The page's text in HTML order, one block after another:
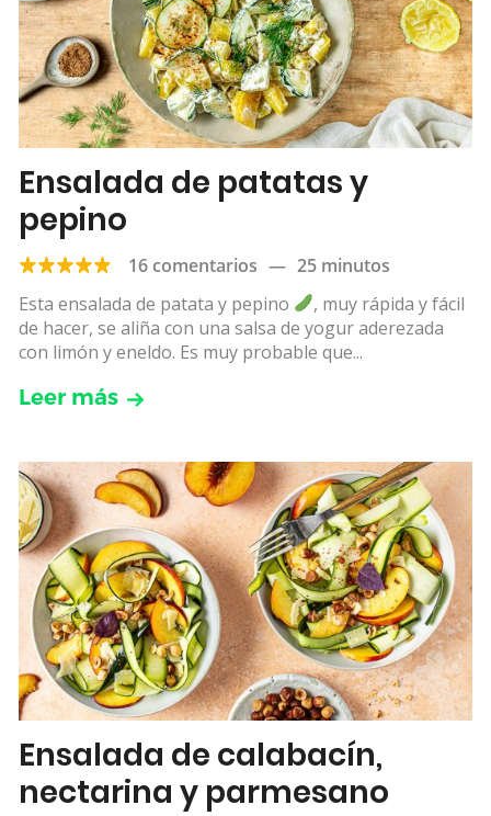
Ensalada de patatas y
pepino
16 comentarios — 25 minutos
Esta ensalada de patata y pepino
, muy rápida y fácil
de hacer, se aliña con una salsa de yogur aderezada
con limón y eneldo. Es muy probable que...
Leer más
Ensalada de calabacín,
nectarina y parmesano